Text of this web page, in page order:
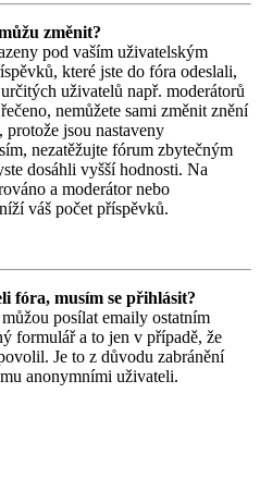
změnit?
pod vaším uživatelským
které jste do fóra odeslali,
uživatelů např. moderátorů
nemůžete sami změnit znění
jsou nastaveny
nezatěžujte fórum zbytečným
dosáhli vyšší hodnosti. Na
a moderátor nebo
váš počet příspěvků.
fóra, musím se přihlásit?
posílat emaily ostatním
formulář a to jen v případě, že
Je to z důvodu zabránění
anonymními uživateli.